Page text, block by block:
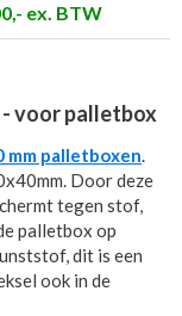
ex. BTW
voor palletbox
mm palletboxen.
Door deze
tegen stof,
palletbox op
dit is een
ook in de